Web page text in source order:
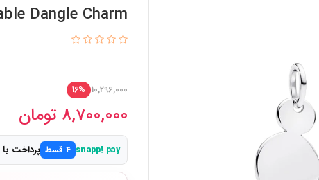
Dangle Charm
10,296,000
16%
8,700,000 تومان
snapp! pay ۴ قسط پرداخت